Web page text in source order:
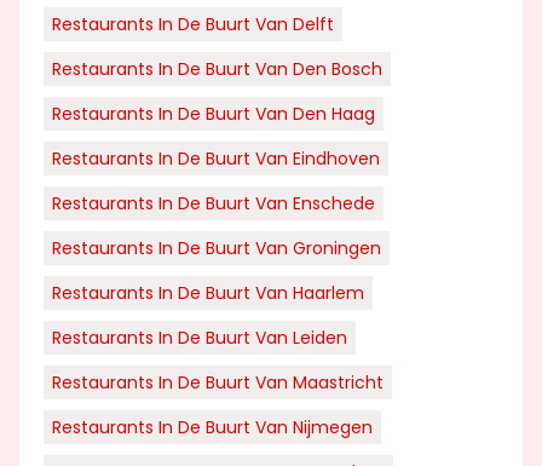
Restaurants In De Buurt Van Delft
Restaurants In De Buurt Van Den Bosch
Restaurants In De Buurt Van Den Haag
Restaurants In De Buurt Van Eindhoven
Restaurants In De Buurt Van Enschede
Restaurants In De Buurt Van Groningen
Restaurants In De Buurt Van Haarlem
Restaurants In De Buurt Van Leiden
Restaurants In De Buurt Van Maastricht
Restaurants In De Buurt Van Nijmegen